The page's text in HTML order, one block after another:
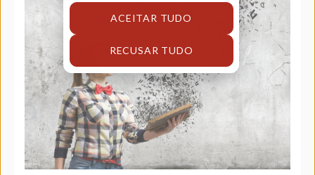
ACEITAR TUDO
RECUSAR TUDO